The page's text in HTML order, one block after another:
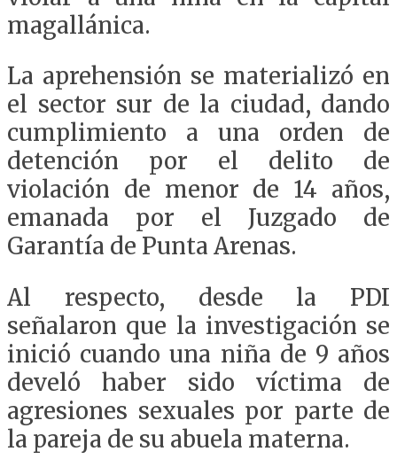
magallánica.
La aprehensión se materializó en
el sector sur de la ciudad, dando
cumplimiento a una orden de
detención por el delito de
violación de menor de 14 años,
emanada por el Juzgado de
Garantía de Punta Arenas.
Al respecto, desde la PDI
señalaron que la investigación se
inició cuando una niña de 9 años
develó haber sido víctima de
agresiones sexuales por parte de
la pareja de su abuela materna.